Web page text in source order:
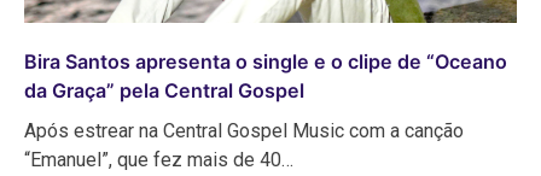
Bira Santos apresenta o single e o clipe de “Oceano
da Graça” pela Central Gospel
Após estrear na Central Gospel Music com a canção
“Emanuel”, que fez mais de 40…